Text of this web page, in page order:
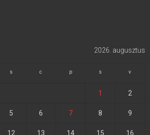
2026. augusztus
s c p s v
1 2
5 6 7 8 9
12 13 14 15 16